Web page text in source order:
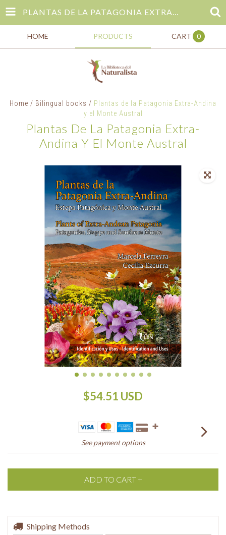
PLANTAS DE LA PATAGONIA EXTRA-ANDINA Y EL MONTE AUSTRAL
HOME PRODUCTS CART 0
Home / Bilingual books / Plantas de la Patagonia Extra-Andina
y el Monte Austral
Plantas De La Patagonia Extra-
Andina Y El Monte Austral
$54.51 USD
See payment options
Shipping for zipcode:
Shipping Methods